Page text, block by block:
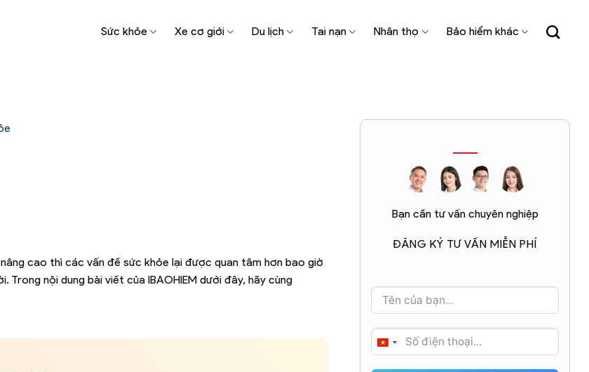
Sức khỏe Xe cơ giới Du lịch Tai nạn Nhân thọ Bảo hiểm khác
cao thì các vấn đề sức khỏe lại được quan tâm hơn bao giờ
Trong nội dung bài viết của IBAOHIEM dưới đây, hãy cùng
Bạn cần tư vấn chuyên nghiệp
ĐĂNG KÝ TƯ VẤN MIỄN PHÍ
VIETNAM